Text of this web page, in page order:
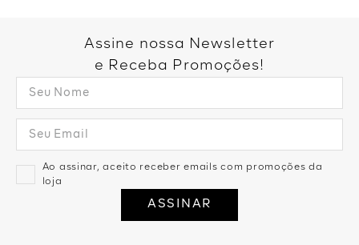
Assine nossa Newsletter
e Receba Promoções!
Ao assinar, aceito receber emails com promoções da
loja
ASSINAR